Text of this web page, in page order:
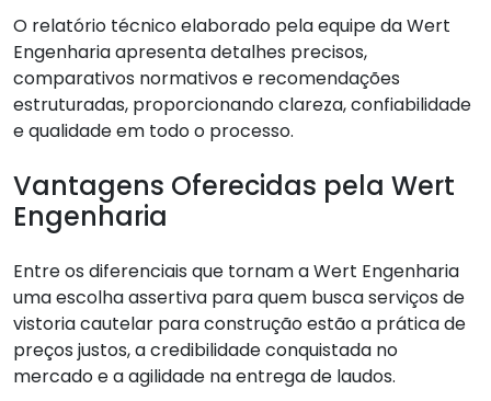
O relatório técnico elaborado pela equipe da Wert
Engenharia apresenta detalhes precisos,
comparativos normativos e recomendações
estruturadas, proporcionando clareza, confiabilidade
e qualidade em todo o processo.
Vantagens Oferecidas pela Wert
Engenharia
Entre os diferenciais que tornam a Wert Engenharia
uma escolha assertiva para quem busca serviços de
vistoria cautelar para construção estão a prática de
preços justos, a credibilidade conquistada no
mercado e a agilidade na entrega de laudos.